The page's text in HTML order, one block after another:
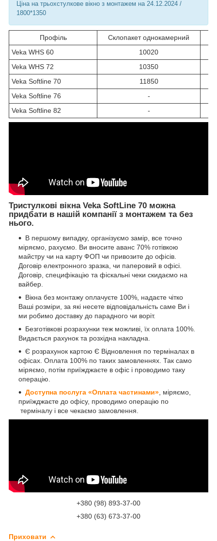
Ціна на трьохстулкове вікно з монтажем на 24.12.2024 /
1800*1350
Профіль Склопакет однокамерний
Veka WHS 60
10020
Veka WHS 72
10350
Veka Softline 70
11850
Veka Softline 76
-
Veka Softline 82
-
Тристулкові вікна Veka SoftLine 70 можна
придбати в нашій компанії з монтажем та без
нього.
В першому випадку, організуємо замір, все точно
міряємо, рахуємо. Ви вносите аванс 70% готівкою
майстру чи на карту ФОП чи привозите до офісів.
Договір електронного зразка, чи паперовий в офісі.
Договір, специфікацію та фіскальні чеки скидаємо на
вайбер.
Вікна без монтажу оплачуєте 100%, надаєте чітко
Ваші розміри, за які несете відповідальність саме Ви і
ми робимо доставку до парадного чи воріт.
Безготівкові розрахунки теж можливі, їх оплата 100%.
Видається рахунок та розхідна накладна.
Є розрахунок картою Є Відновлення по терміналах в
офісах. Оплата 100% по таких замовленнях. Так само
міряємо, потім приїжджаєте в офіс і проводимо таку
операцію.
Доступна послуга «Оплата частинами» , міряємо,
приїжджаєте до офісу, проводимо операцію по
терміналу і все чекаємо замовлення.
+380 (98) 893-37-00
+380 (63) 673-37-00
Приховати